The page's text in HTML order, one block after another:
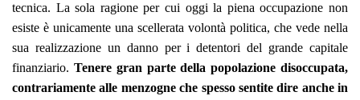
tecnica. La sola ragione per cui oggi la piena occupazione non
esiste è unicamente una scellerata volontà politica, che vede nella
sua realizzazione un danno per i detentori del grande capitale
finanziario. Tenere gran parte della popolazione disoccupata,
contrariamente alle menzogne che spesso sentite dire anche in